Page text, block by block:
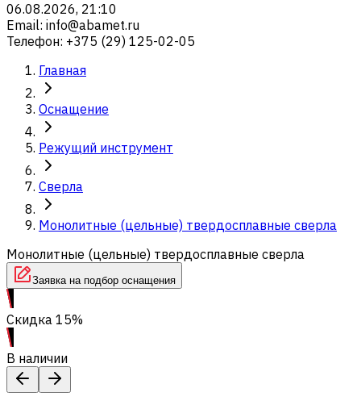
06.08.2026, 21:10
Email: info@abamet.ru
Телефон: +375 (29) 125-02-05
Главная
Оснащение
Режущий инструмент
Сверла
Монолитные (цельные) твердосплавные сверла
Монолитные (цельные) твердосплавные сверла
Заявка на подбор оснащения
Скидка 15%
В наличии